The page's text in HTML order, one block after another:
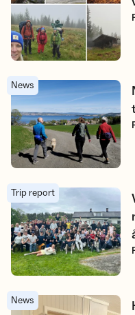
Nå spruter det av
News
Våre naturtalenter
Trip report
Hurra for DNT Osbakken
News